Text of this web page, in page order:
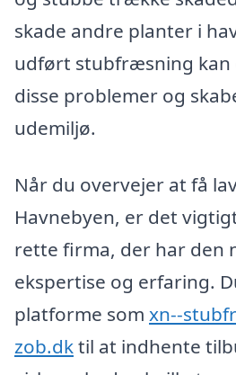
skade andre planter i
udført stubfræsning kan
disse problemer og
udemiljø.
Når du overvejer at få
Havnebyen, er det
rette firma, der har den
ekspertise og erfaring.
platforme som xn--
zob.dktil at indhente